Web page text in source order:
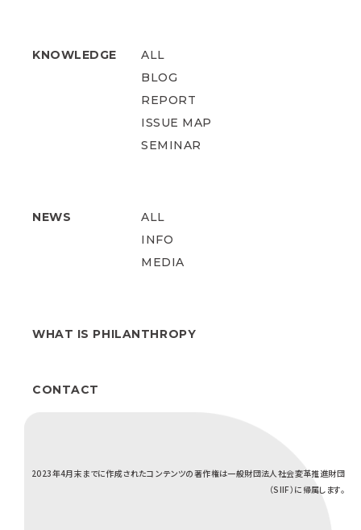
KNOWLEDGE
ALL
BLOG
REPORT
ISSUE MAP
SEMINAR
NEWS
ALL
INFO
MEDIA
WHAT IS PHILANTHROPY
CONTACT
2023年4月末までに作成されたコンテンツの著作権は一般財団法人社会変革推進財団
（SIIF）に帰属します。